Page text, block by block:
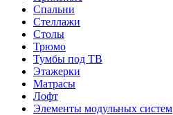
Спальни
Стеллажи
Столы
Трюмо
Тумбы под ТВ
Этажерки
Матрасы
Лофт
Элементы модульных систем